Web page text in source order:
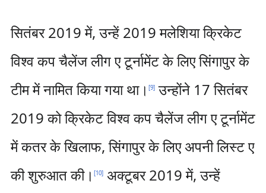
सितंबर 2019 में, उन्हें 2019 मलेशिया क्रिकेट
विश्व कप चैलेंज लीग ए टूर्नामेंट के लिए सिंगापुर के
टीम में नामित किया गया था। [9]उन्होंने 17 सितंबर
2019 को क्रिकेट विश्व कप चैलेंज लीग ए टूर्नामेंट
में कतर के खिलाफ, सिंगापुर के लिए अपनी लिस्ट ए
की शुरुआत की। [10]अक्टूबर 2019 में, उन्हें